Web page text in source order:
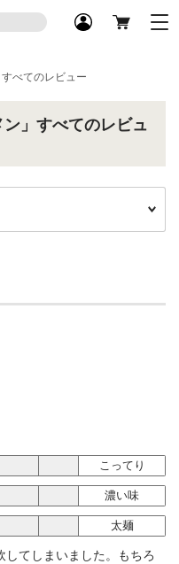
すべてのレビュー
」すべてのレビュ
こってり
濃い味
太麺
てしまいました。もちろ